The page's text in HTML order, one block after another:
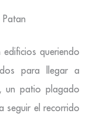
Patan
queriendo
para llegar a
, un patio plagado
seguir el recorrido